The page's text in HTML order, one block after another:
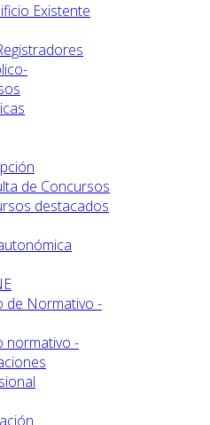
Existente
de Concursos
destacados
de Normativo -
normativo -